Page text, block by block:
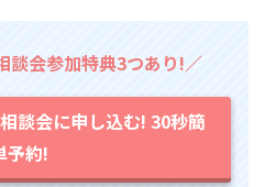
談会参加特典3つあり!／
談会に申し込む! 30秒簡
予約!